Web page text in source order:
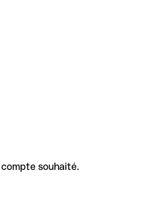
souhaité.